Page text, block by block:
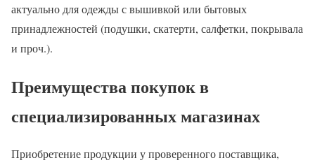
актуально для одежды с вышивкой или бытовых
принадлежностей (подушки, скатерти, салфетки, покрывала
и проч.).
Преимущества покупок в
специализированных магазинах
Приобретение продукции у проверенного поставщика,